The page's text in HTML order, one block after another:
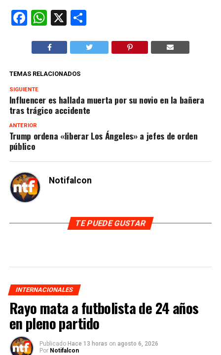
Facebook
WhatsApp
X Compartir
TEMAS RELACIONADOS
SIGUIENTE
Influencer es hallada muerta por su novio en la bañera
tras trágico accidente
ANTERIOR
Trump ordena «liberar Los Ángeles» a jefes de orden
público
Notifalcon
TE PUEDE GUSTAR
INTERNACIONALES
Rayo mata a futbolista de 24 años
en pleno partido
Publicado Hace 13 horas on agosto 6, 2026
Por Notifalcon